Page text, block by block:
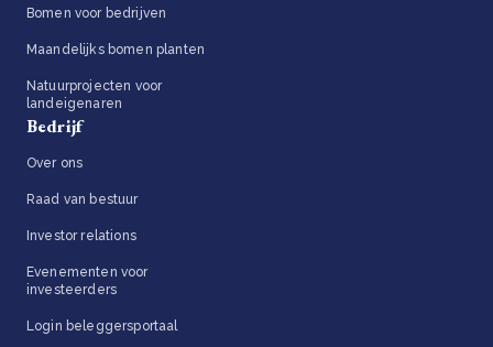
Bomen voor bedrijven
Maandelijks bomen planten
Natuurprojecten voor
landeigenaren
Bedrijf
Over ons
Raad van bestuur
Investor relations
Evenementen voor
investeerders
Login beleggersportaal